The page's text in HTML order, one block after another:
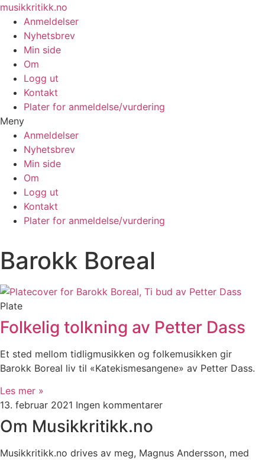
Skip
content
musikkritikk.no
Anmeldelser
Nyhetsbrev
Min side
Om
Logg ut
Kontakt
Plater for anmeldelse/vurdering
Meny
Anmeldelser
Nyhetsbrev
Min side
Om
Logg ut
Kontakt
Plater for anmeldelse/vurdering
Barokk Boreal
Plate
Folkelig tolkning av Petter Dass
Et sted mellom tidligmusikken og folkemusikken gir
Barokk Boreal liv til «Katekismesangene» av Petter Dass.
Les mer »
13. februar 2021 Ingen kommentarer
Om Musikkritikk.no
Musikkritikk.no drives av meg, Magnus Andersson, med